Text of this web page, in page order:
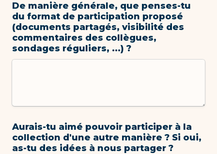
De manière générale, que penses-tu
du format de participation proposé
(documents partagés, visibilité des
commentaires des collègues,
sondages réguliers, ...) ?
Aurais-tu aimé pouvoir participer à la
collection d'une autre manière ? Si oui,
as-tu des idées à nous partager ?